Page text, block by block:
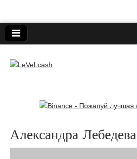
Александра Лебедева